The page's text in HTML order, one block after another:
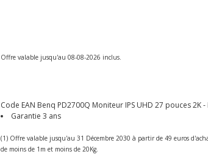
Offre valable jusqu'au 08-08-2026 inclus.
Code EAN Benq PD2700Q Moniteur IPS UHD 27 pouces 2K
Garantie 3 ans
(1) Offre valable jusqu'au 31 Décembre 2030 à partir de 49 euros
de moins de 1m et moins de 20Kg.